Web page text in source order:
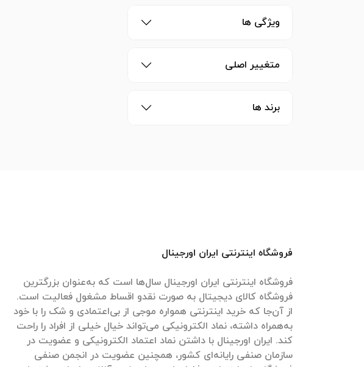
ویژگی ها
متغییر اصلی
برند ها
فروشگاه اینترنتی ایران اورجینال
فروشگاه اینترنتی ایران اورجینال سال‌ها است که به‌عنوان بزرگترین
فروشگاه کالای دیجیتال به صورت نقدو اقساط مشغول فعالیت است.
از آن‌جا که خرید اینترنتی همواره موجی از بی‌اعتمادی و شک را با خود
به‌همراه داشته، نماد الکترونیکی می‌تواند خیال خیلی از افراد را راحت
کند. ایران اورجینال با داشتن نماد اعتماد الکترونیکی و عضویت در
سازمان صنفی رایانه‌ای کشور، همچنین عضویت در انجمن صنفی